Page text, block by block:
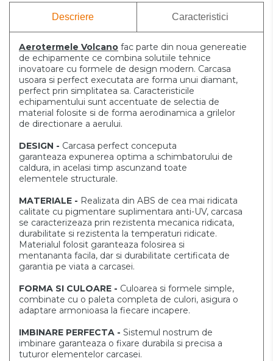
Descriere Caracteristici
Aerotermele Volcano fac parte din noua genereatie
de echipamente ce combina solutiile tehnice
inovatoare cu formele de design modern. Carcasa
usoara si perfect executata are forma unui diamant,
perfect prin simplitatea sa. Caracteristicile
echipamentului sunt accentuate de selectia de
material folosite si de forma aerodinamica a grilelor
de directionare a aerului.
DESIGN - Carcasa perfect conceputa
garanteaza expunerea optima a schimbatorului de
caldura, in acelasi timp ascunzand toate
elementele structurale.
MATERIALE - Realizata din ABS de cea mai ridicata
calitate cu pigmentare suplimentara anti-UV, carcasa
se caracterizeaza prin rezistenta mecanica ridicata,
durabilitate si rezistenta la temperaturi ridicate.
Materialul folosit garanteaza folosirea si
mentananta facila, dar si durabilitate certificata de
garantia pe viata a carcasei.
FORMA SI CULOARE - Culoarea si formele simple,
combinate cu o paleta completa de culori, asigura o
adaptare armonioasa la fiecare incapere.
IMBINARE PERFECTA - Sistemul nostrum de
imbinare garanteaza o fixare durabila si precisa a
tuturor elementelor carcasei.